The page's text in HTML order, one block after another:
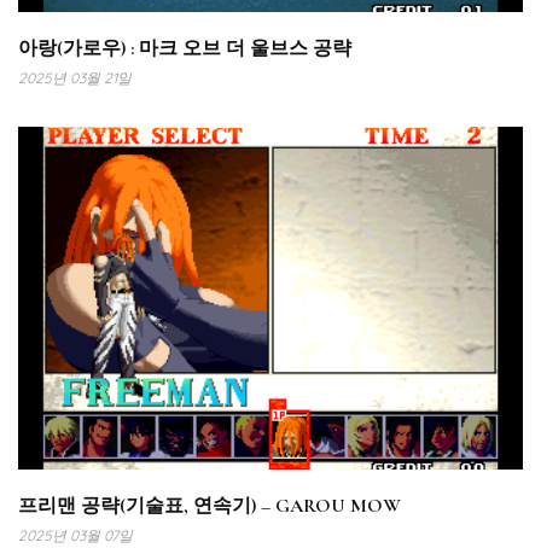
아랑(가로우) : 마크 오브 더 울브스 공략
2025년 03월 21일
프리맨 공략(기술표, 연속기) – GAROU MOW
2025년 03월 07일